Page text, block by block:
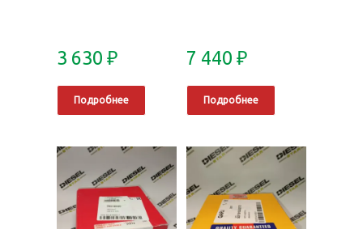
3 630 ₽
Подробнее
7 440₽
Подробнее